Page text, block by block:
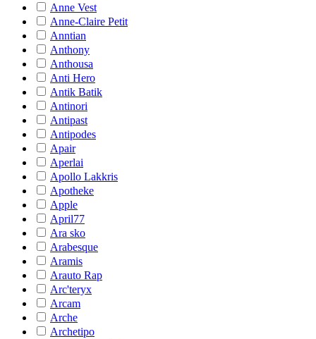
Anne Vest
Anne-Claire Petit
Anntian
Anthony
Anthousa
Anti Hero
Antik Batik
Antinori
Antipast
Antipodes
Apair
Aperlai
Apollo Lakkris
Apotheke
Apple
April77
Ara sko
Arabesque
Aramis
Arauto Rap
Arc'teryx
Arcam
Arche
Archetipo